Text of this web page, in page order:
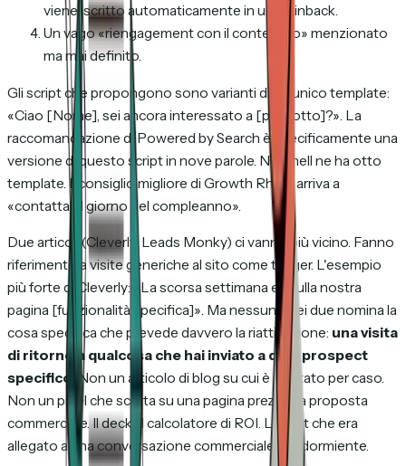
viene iscritto automaticamente in una winback.
Un vago «riengagement con il contenuto» menzionato
ma mai definito.
Gli script che propongono sono varianti di un unico template:
«Ciao [Nome], sei ancora interessato a [prodotto]?». La
raccomandazione di Powered by Search è specificamente una
versione di questo script in nove parole. Nutshell ne ha otto
template. Il consiglio migliore di Growth Rhino arriva a
«contattali il giorno del compleanno».
Due articoli (Cleverly, Leads Monky) ci vanno più vicino. Fanno
riferimento a visite generiche al sito come trigger. L'esempio
più forte di Cleverly: «La scorsa settimana eri sulla nostra
pagina [funzionalità specifica]». Ma nessuno dei due nomina la
cosa specifica che prevede davvero la riattivazione: una visita
di ritorno a qualcosa che hai inviato a quel prospect
specifico.
Non un articolo di blog su cui è capitato per caso.
Non un pixel che scatta su una pagina prezzi. La proposta
commerciale. Il deck. Il calcolatore di ROI. L'asset che era
allegato a una conversazione commerciale ora dormiente.